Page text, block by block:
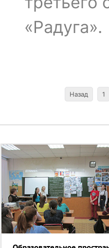
«Радуга».
Назад 1